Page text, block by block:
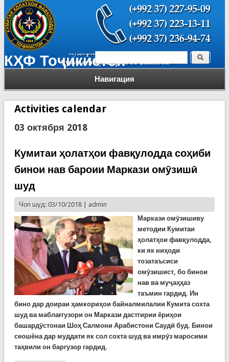
КҲФ Тоҷикистон
Навигация
Форма поиска Поиск
Activities calendar
03 октября 2018
Кумитаи ҳолатҳои фавқулодда соҳиби
бинои нав бароии Маркази омӯзишӣ
шуд
Чоп шуд: 03/10/2018 | admin
Маркази омӯзишиву
методии Кумитаи
ҳолатҳои фавқулодда,
ки як ниҳоди
тозатаъсиси
омӯзишист, бо бинои
нав ва муҷаҳҳаз
таъмин гардид. Ин
бино дар доираи ҳамкориҳои байналмилалии Кумита сохта
шуд ва маблағгузори он Маркази дастгирии ёриҳои
башардӯстонаи Шоҳ Салмони Арабистони Саудӣ буд. Бинои
сеошёна дар муддати як сол сохта шуд ва имрӯз маросими
таҳвили он баргузор гардид.